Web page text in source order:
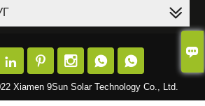

    
Xiamen 9Sun Solar Technology Co., Ltd.